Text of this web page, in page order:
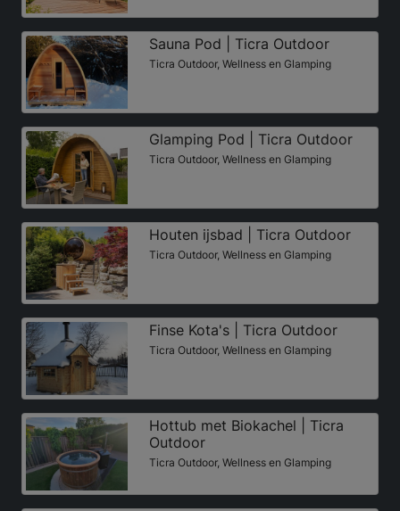
Sauna Pod | Ticra Outdoor
Ticra Outdoor, Wellness en Glamping
Glamping Pod | Ticra Outdoor
Ticra Outdoor, Wellness en Glamping
Houten ijsbad | Ticra Outdoor
Ticra Outdoor, Wellness en Glamping
Finse Kota's | Ticra Outdoor
Ticra Outdoor, Wellness en Glamping
Hottub met Biokachel | Ticra
Outdoor
Ticra Outdoor, Wellness en Glamping